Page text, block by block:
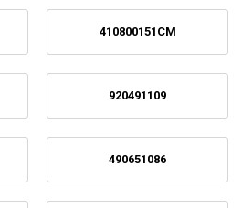
410800151CM
920491109
490651086